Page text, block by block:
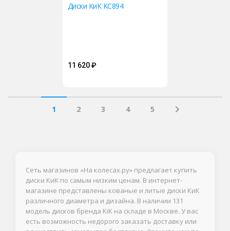
Диски КиК KC894
11 620₽
1 2 3 4 5
Сеть магазинов «На колесах.ру» предлагает купить
диски КиК по самым низким ценам. В интернет-
магазине представлены кованые и литые диски КиК
различного диаметра и дизайна. В наличии 131
модель дисков бренда KiK на складе в Москве. У вас
есть возможность недорого заказать доставку или